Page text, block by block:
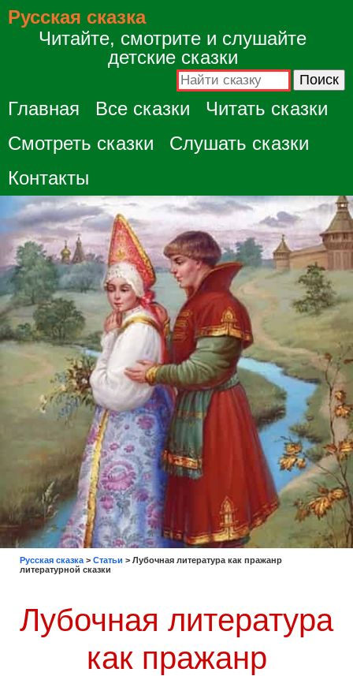
Русская сказка
Читайте, смотрите и слушайте
детские сказки
Главная Все сказки
Читать сказки
Смотреть сказки
Слушать сказки
Контакты
Русская сказка > Статьи > Лубочная литература как пражанр
литературной сказки
Лубочная литература
как пражанр